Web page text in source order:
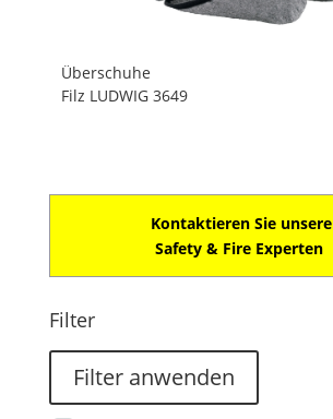
Überschuhe
Filz LUDWIG 3649
Kontaktieren Sie unsere
Safety & Fire Experten
Filter
Filter anwenden